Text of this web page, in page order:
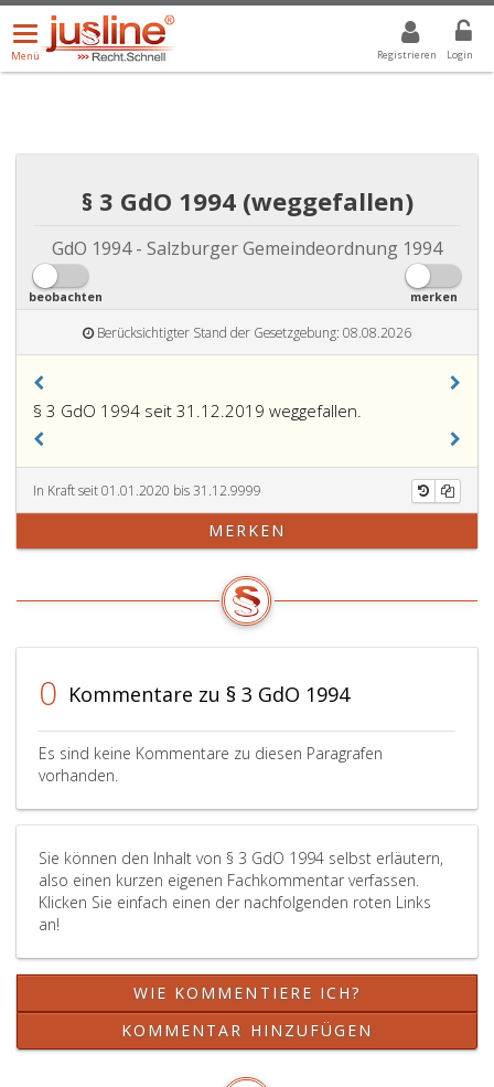
Registrieren Login
Menü
öffnen/schließen
Menü
ALLE DROPDOWN: GEWÄHLTER WERT IST ALLE
§ 3 GdO 1994 (weggefallen)
GdO 1994 - Salzburger Gemeindeordnung 1994
beobachten merken
Berücksichtigter Stand der Gesetzgebung: 08.08.2026
§ 3 GdO 1994 seit 31.12.2019 weggefallen.
In Kraft seit 01.01.2020 bis 31.12.9999
MERKEN
0 Kommentare zu § 3 GdO 1994
Es sind keine Kommentare zu diesen Paragrafen
vorhanden.
Sie können den Inhalt von § 3 GdO 1994 selbst erläutern,
also einen kurzen eigenen Fachkommentar verfassen.
Klicken Sie einfach einen der nachfolgenden roten Links
an!
WIE KOMMENTIERE ICH?
KOMMENTAR HINZUFÜGEN